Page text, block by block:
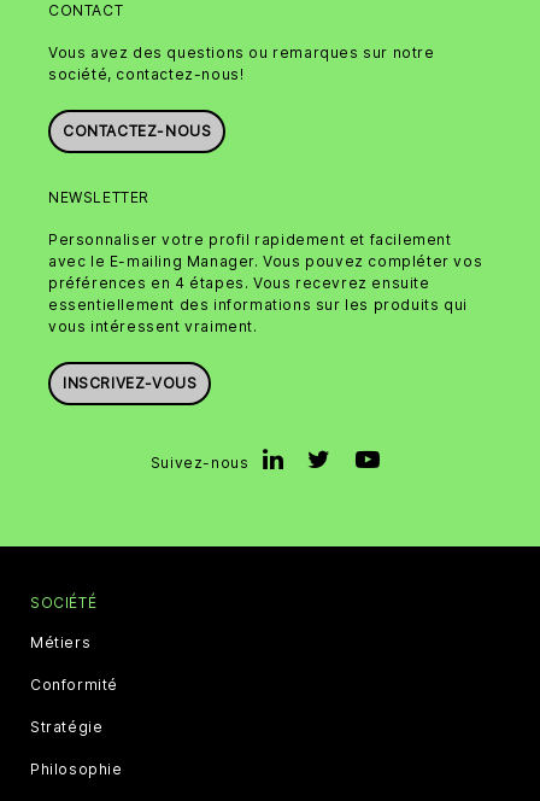
CONTACT
Vous avez des questions ou remarques sur notre
société, contactez-nous!
CONTACTEZ-NOUS
NEWSLETTER
Personnaliser votre profil rapidement et facilement
avec le E-mailing Manager. Vous pouvez compléter vos
préférences en 4 étapes. Vous recevrez ensuite
essentiellement des informations sur les produits qui
vous intéressent vraiment.
INSCRIVEZ-VOUS
Suivez-nous
SOCIÉTÉ
Métiers
Conformité
Stratégie
Philosophie